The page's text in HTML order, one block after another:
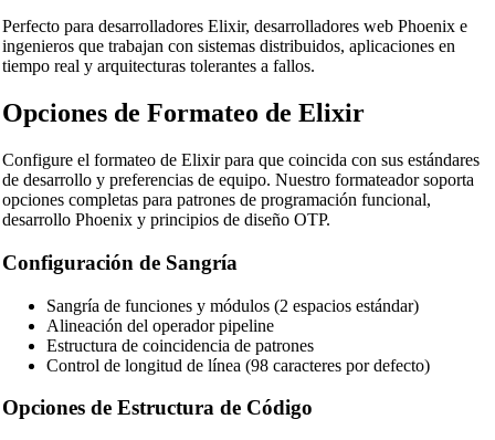
🔗Related Tools
📝Formateadores y Embellecedores de Código
🔧 HERRAMIENTAS
HTML Beautifier
CSS Beautifier
JavaScript Beautifier
Perfecto para desarrolladores Elixir, desarrolladores web Phoenix e
ingenieros que trabajan con sistemas distribuidos, aplicaciones en
tiempo real y arquitecturas tolerantes a fallos.
Opciones de Formateo de Elixir
Configure el formateo de Elixir para que coincida con sus estándares
de desarrollo y preferencias de equipo. Nuestro formateador soporta
opciones completas para patrones de programación funcional,
desarrollo Phoenix y principios de diseño OTP.
Configuración de Sangría
Sangría de funciones y módulos (2 espacios estándar)
Alineación del operador pipeline
Estructura de coincidencia de patrones
Control de longitud de línea (98 caracteres por defecto)
Opciones de Estructura de Código